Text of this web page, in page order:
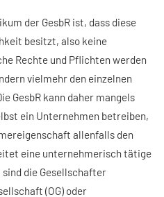
der GesbR ist, dass diese
besitzt, also keine
Rechte und Pflichten werden
vielmehr den einzelnen
GesbR kann daher mangels
ein Unternehmen betreiben,
allenfalls den
eine unternehmerisch tätige
sind die Gesellschafter
(OG) oder